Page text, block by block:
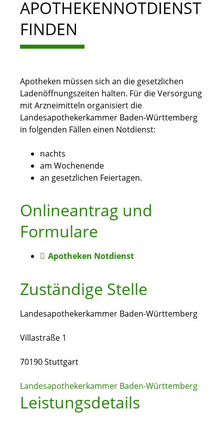
APOTHEKENNOTDIENST
FINDEN
Apotheken müssen sich an die gesetzlichen
Ladenöffnungszeiten halten. Für die Versorgung
mit Arzneimitteln organisiert die
Landesapothekerkammer Baden-Württemberg
in folgenden Fällen einen Notdienst:
nachts
am Wochenende
an gesetzlichen Feiertagen.
Onlineantrag und
Formulare
Apotheken Notdienst
Zuständige Stelle
Landesapothekerkammer Baden-Württemberg
Villastraße 1
70190 Stuttgart
Landesapothekerkammer Baden-Württemberg
Leistungsdetails